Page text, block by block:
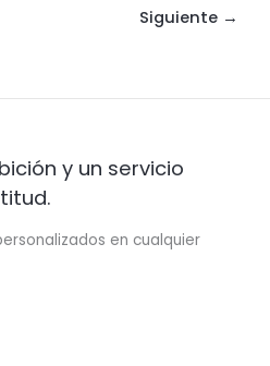
Siguiente →
y un servicio
en cualquier